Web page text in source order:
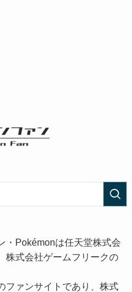
・Pokémonは任天堂株式会
株式会社ゲームフリークの
ファンサイトであり、株式